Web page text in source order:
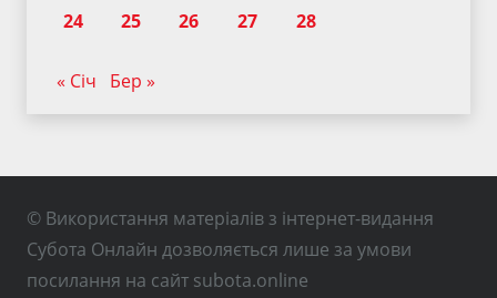
24
25 26 27 28
« Січ Бер »
© Використання матеріалів з інтернет-видання
Субота Онлайн дозволяється лише за умови
посилання на сайт subota.online